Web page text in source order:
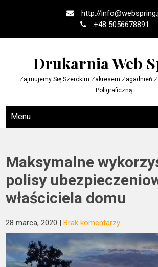
http://
+48 5056678891
Drukarnia Web
Zajmujemy Się Szerokim Zakresem Zagadnień
Poligraficzną.
Menu
Maksymalne
polisy
właściciela domu
28 marca, 2020 |Brak komentarzy